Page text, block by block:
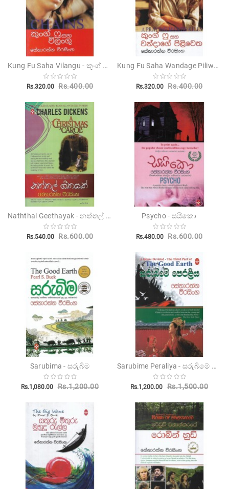
Kung Fu Saha Vilangu - කුංග් ෆු සහ විලංගු
Rs.320.00 Rs.400.00
Kung Fu Saha Wandage Piliwetha - කුංග් ෆු සහ වන්දාගේ පිළිවෙත
Rs.320.00 Rs.400.00
Naththal Geethayak - නත්තල් ගීතයක්
Rs.540.00 Rs.600.00
Psycho - සයිකො
Rs.480.00 Rs.600.00
Sarubima - සරුබිම
Rs.1,080.00 Rs.1,200.00
Sarubime Peraliya - සරුබිමේ පෙරළිය
Rs.1,200.00 Rs.1,500.00